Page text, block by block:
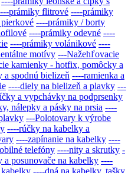
prámiky flitrové ----prámiky
----prámiky / borty
----prámiky odevné ----
----prámiky volánikové ----
motívy ---Nažehľovacie
kamienky - hotfix, pomôcky a
spodnú bielizeň ----ramienka a
----diely na bielizeň a plavky ---
a vypchávky na podprsenky
nálepky a pásky na prsia ----
---Polotovary k výrobe
----rúčky na kabelky a
----zapínanie na kabelky ----
telefóny ----nity a skrutky -
a posunovače na kabelky ----
kabelky ----dná na kabelky, tašky